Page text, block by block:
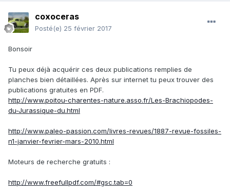
coxoceras
Posté(e) 25 février 2017
Bonsoir
Tu peux déjà acquérir ces deux publications remplies de
planches bien détaillées. Après sur internet tu peux trouver des
publications gratuites en PDF.
http://www.poitou-charentes-nature.asso.fr/Les-Brachiopodes-
du-Jurassique-du.html
http://www.paleo-passion.com/livres-revues/1887-revue-fossiles-
n1-janvier-fevrier-mars-2010.html
Moteurs de recherche gratuits :
http://www.freefullpdf.com/#gsc.tab=0